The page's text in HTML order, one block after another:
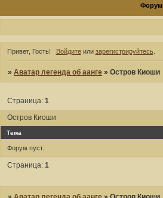
Форум
Привет, Гость! Войдитеили зарегистрируйтесь.
»Аватар легенда об аанге »Остров Киоши
Остров Киоши
Страница:1
Тема
Форум пуст.
Страница:1